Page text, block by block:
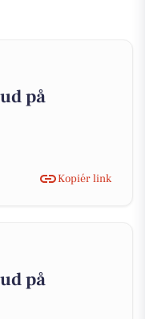
på
Kopiér link
på